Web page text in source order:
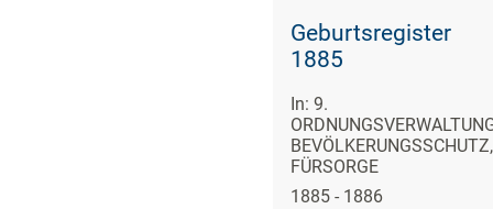
Geburtsregister
1885
In: 9.
BEVÖLKERUNGSSCHUTZ,
FÜRSORGE
1885 - 1886